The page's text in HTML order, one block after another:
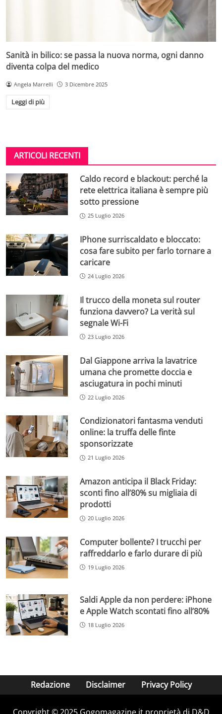
Sanità in bilico: se passa la nuova norma, ogni danno
diventa colpa del medico
Angela Marrelli 3 Dicembre 2025
Leggi di più
ARTICOLI RECENTI
Caldo record e blackout: perché la
rete elettrica italiana è sempre più
sotto pressione
25 Luglio 2026
IPhone surriscaldato e bloccato:
cosa fare subito per farlo tornare a
caricare
24 Luglio 2026
Il trucco della moneta sul router
funziona davvero? La verità sul
segnale Wi-Fi
23 Luglio 2026
Dal Giappone arriva la lavatrice
umana che promette doccia e
asciugatura in pochi minuti
22 Luglio 2026
Condizionatori fantasma venduti
online: la truffa delle finte
sponsorizzate
21 Luglio 2026
Amazon anticipa il Black Friday:
sconti fino all’80% su migliaia di
prodotti
20 Luglio 2026
Computer bollente? I trucchi per
raffreddarlo e farlo durare di più
19 Luglio 2026
Saldi Apple da non perdere: iPhone
e Apple Watch scontati fino all’80%
18 Luglio 2026
Redazione Disclaimer Privacy Policy